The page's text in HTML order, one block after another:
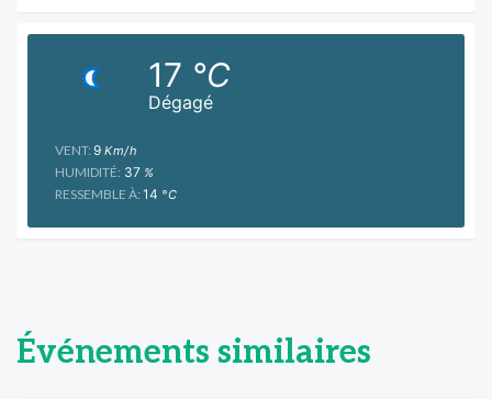
Dégagé
17 °C
VENT: 9 Km/h
HUMIDITÉ: 37 %
RESSEMBLE À: 14 °C
Événements similaires